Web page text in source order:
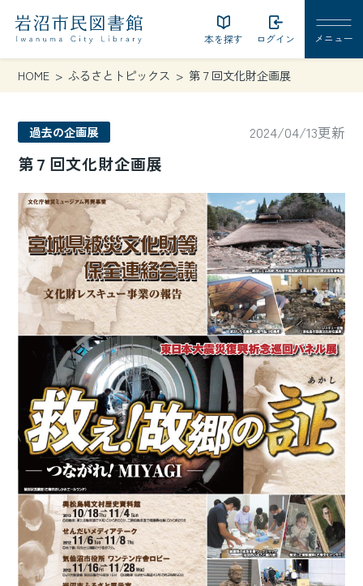
本を探す ログイン
HOME ふるさとトピックス 第７回文化財企画展
過去の企画展 2024/04/13更新
第７回文化財企画展